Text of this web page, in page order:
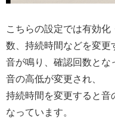
こちらの設定では有効化
数、持続時間などを変更
音が鳴り、確認回数とな
音の高低が変更され、
持続時間を変更すると音
なっています。